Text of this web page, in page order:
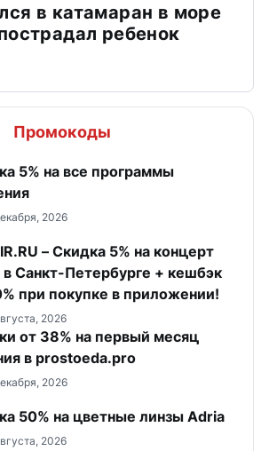
в катамаран в море
ребенок
Промокоды
5% на все программы
2026
– Скидка 5% на концерт
Санкт-Петербурге + кешбэк
при покупке в приложении!
2026
от 38% на первый месяц
в prostoeda.pro
2026
50% на цветные линзы Adria
2026